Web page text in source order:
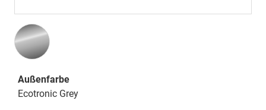
Außenfarbe
Ecotronic Grey